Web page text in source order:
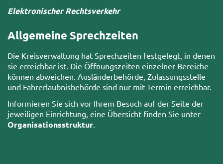
Elektronischer Rechtsverkehr
Allgemeine Sprechzeiten
Die Kreisverwaltung hat Sprechzeiten festgelegt, in denen
sie erreichbar ist. Die Öffnungszeiten einzelner Bereiche
können abweichen. Ausländerbehörde, Zulassungsstelle
und Fahrerlaubnisbehörde sind nur mit Termin erreichbar.
Informieren Sie sich vor Ihrem Besuch auf der Seite der
jeweiligen Einrichtung, eine Übersicht finden Sie unter
Organisationsstruktur.